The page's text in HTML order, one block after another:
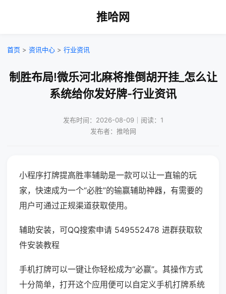
推哈网
首页 > 资讯中心 > 行业资讯
制胜布局!微乐河北麻将推倒胡开挂_怎么让
系统给你发好牌-行业资讯
发布时间：2026-08-09｜阅读：1
发布者：推哈网
小程序打牌提高胜率辅助是一款可以让一直输的玩
家，快速成为一个“必胜”的输赢辅助神器，有需要的
用户可通过正规渠道获取使用。
辅助安装，可QQ搜索申请 549552478 进群获取软
件安装教程
手机打牌可以一键让你轻松成为“必赢”。其操作方式
十分简单，打开这个应用便可以自定义手机打牌系统